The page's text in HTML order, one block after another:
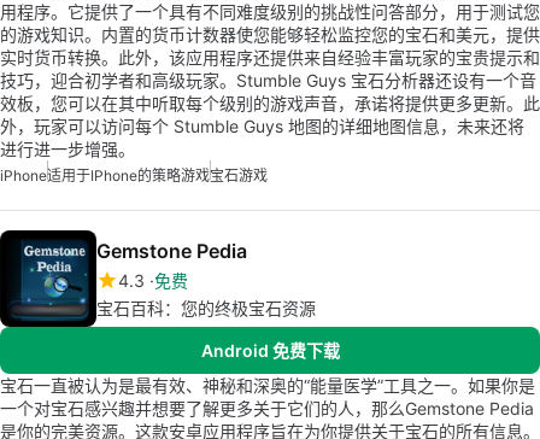
用程序。它提供了一个具有不同难度级别的挑战性问答部分，用于测试您
的游戏知识。内置的货币计数器使您能够轻松监控您的宝石和美元，提供
实时货币转换。此外，该应用程序还提供来自经验丰富玩家的宝贵提示和
技巧，迎合初学者和高级玩家。Stumble Guys 宝石分析器还设有一个音
效板，您可以在其中听取每个级别的游戏声音，承诺将提供更多更新。此
外，玩家可以访问每个 Stumble Guys 地图的详细地图信息，未来还将
进行进一步增强。
iPhone适用于iPhone的策略游戏宝石游戏
Gemstone Pedia
4.3 免费
宝石百科：您的终极宝石资源
Android 免费下载
宝石一直被认为是最有效、神秘和深奥的“能量医学”工具之一。如果你是
一个对宝石感兴趣并想要了解更多关于它们的人，那么Gemstone Pedia
是你的完美资源。这款安卓应用程序旨在为你提供关于宝石的所有信息。